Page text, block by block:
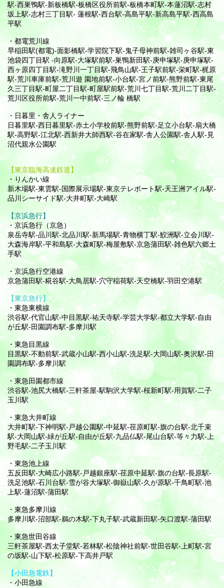
駅-西巣鴨駅-新板橋駅-板橋区役所前駅-板橋本町駅-本蓮沼駅-志村
坂上駅-志村三丁目駅- 蓮根駅-西台駅-高島平駅-新高島平駅-西高島
平駅
・都電荒川線
早稲田駅(都電)-面影橋駅-学習院下駅-鬼子母神前駅-雑司ヶ谷駅-東
池袋四丁目駅 -向原駅-大塚駅前駅-巣鴨新田駅-庚申塚駅-庚申塚駅-
西ヶ原四丁目駅-滝野川一丁目駅-飛鳥山駅-王子駅前駅-栄町駅-梶原
駅-荒川車庫前駅-荒川遊 園地前駅-小台駅-宮ノ前駅-熊野前駅-東尾
久三丁目駅-町屋二丁目駅-町屋駅前駅-荒川七丁目駅-荒川二丁目駅-
荒川区役所前駅-荒川一中前駅-三ノ輪 橋駅
・日暮里・舎人ライナー
日暮里駅-西日暮里駅-赤土小学校前駅-熊野前駅-足立小台駅-扇大橋
駅-高野駅-江北駅-西新井大師西駅-谷在家駅-舎人公園駅-舎人駅-見
沼代親水公園駅
【東京臨海高速鉄道】
・りんかい線
新木場駅-東雲駅-国際展示場駅-東京テレポート駅-天王洲アイル駅-
品川シーサイド駅-大井町駅-大崎駅
【京浜急行】
・京浜急行（京急）
泉岳寺駅-品川駅-北品川駅-新馬場駅-青物横丁駅-鮫洲駅-立会川駅-
大森海岸駅-平和島駅-大森町駅-梅屋敷駅-京急蒲田駅-雑色駅六郷土
手駅
・京浜急行空港線
京急蒲田駅-糀谷駅-大鳥居駅-穴守稲荷駅-天空橋駅-羽田空港駅
【東京急行】
・東急東横線
渋谷駅-代官山駅-中目黒駅-祐天寺駅-学芸大学駅-都立大学駅-自由
が丘駅-田園調布駅-多摩川駅
・東急目黒線
目黒駅-不動前駅-武蔵小山駅-西小山駅-洗足駅-大岡山駅-奥沢駅-田
園調布駅-多摩川駅
・東急田園都市線
渋谷駅-池尻大橋駅-三軒茶屋-駅駒沢大学駅-桜新町駅-用賀駅-二子
玉川駅
・東急大井町線
大井町駅-下神明駅-戸越公園駅-中延駅-荏原町駅-旗の台駅-北千束
駅-大岡山駅-緑が丘駅-自由が丘駅-九品仏駅-尾山台駅-等々力駅-上
野毛駅-二子玉川駅
・東急池上線
五反田駅-大崎広小路駅-戸越銀座駅-荏原中延駅-旗の台駅-長原駅-
洗足池駅-石川台駅-雪が谷大塚駅-御嶽山駅-久が原駅-千鳥町駅-池
上駅-蓮沼駅-蒲田駅
・東急多摩川線
多摩川駅-沼部駅-鵜の木駅-下丸子駅-武蔵新田駅-矢口渡駅-蒲田駅
・東急世田谷線
三軒茶屋駅-西太子堂駅-若林駅-松陰神社前駅-世田谷駅-上町駅-宮
の坂駅-山下駅-松原駅-下高井戸駅
【小田急電鉄】
・小田急線